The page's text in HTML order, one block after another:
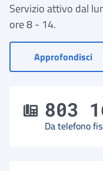
Servizio attivo dal
ore 8 - 14.
Approfondisci-
803
Da telefono